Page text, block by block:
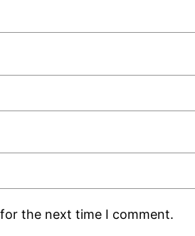
the next time I comment.